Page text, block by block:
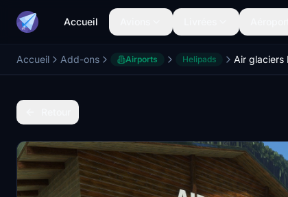
Accueil
Accueil Add-ons Airports Helipads